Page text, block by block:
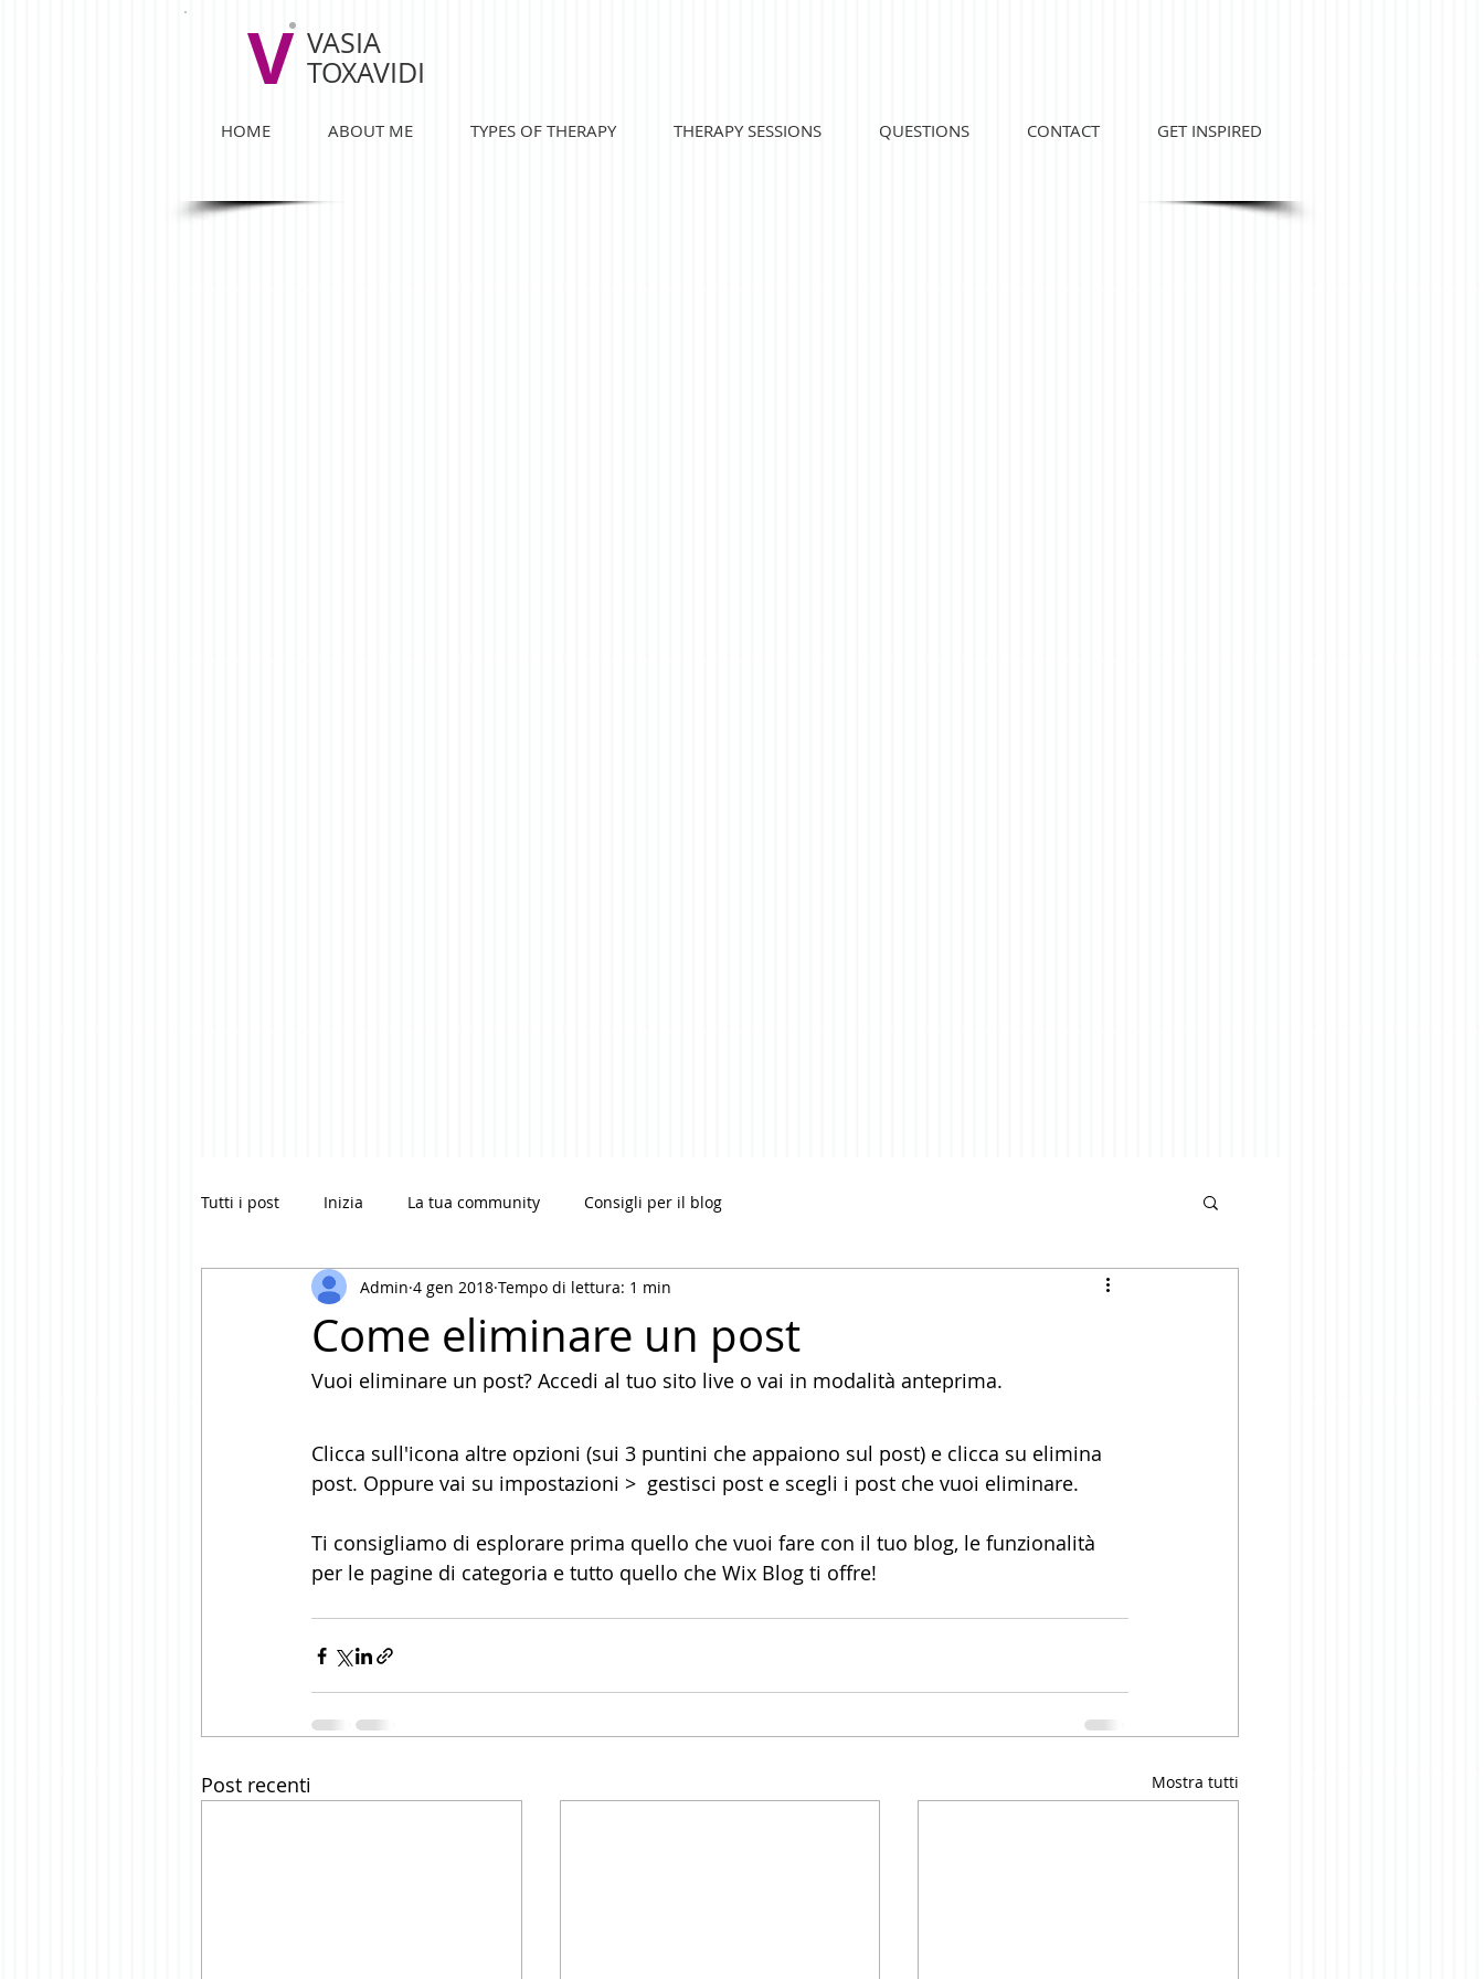
HOME ABOUT ME TYPES OF THERAPY THERAPY SESSIONS QUESTIONS CONTACT GET INSPIRED
VASIA
TOXAVIDI
V
Tutti i post Inizia La tua community Consigli per il blog
Come eliminare un post
Admin 4 gen 2018 Tempo di lettura: 1 min
Vuoi eliminare un post? Accedi al tuo sito live o vai in modalità anteprima.
Clicca sull'icona altre opzioni (sui 3 puntini che appaiono sul post) e clicca su elimina
post. Oppure vai su impostazioni >  gestisci post e scegli i post che vuoi eliminare.
Ti consigliamo di esplorare prima quello che vuoi fare con il tuo blog, le funzionalità
per le pagine di categoria e tutto quello che Wix Blog ti offre!
Post recenti Mostra tutti